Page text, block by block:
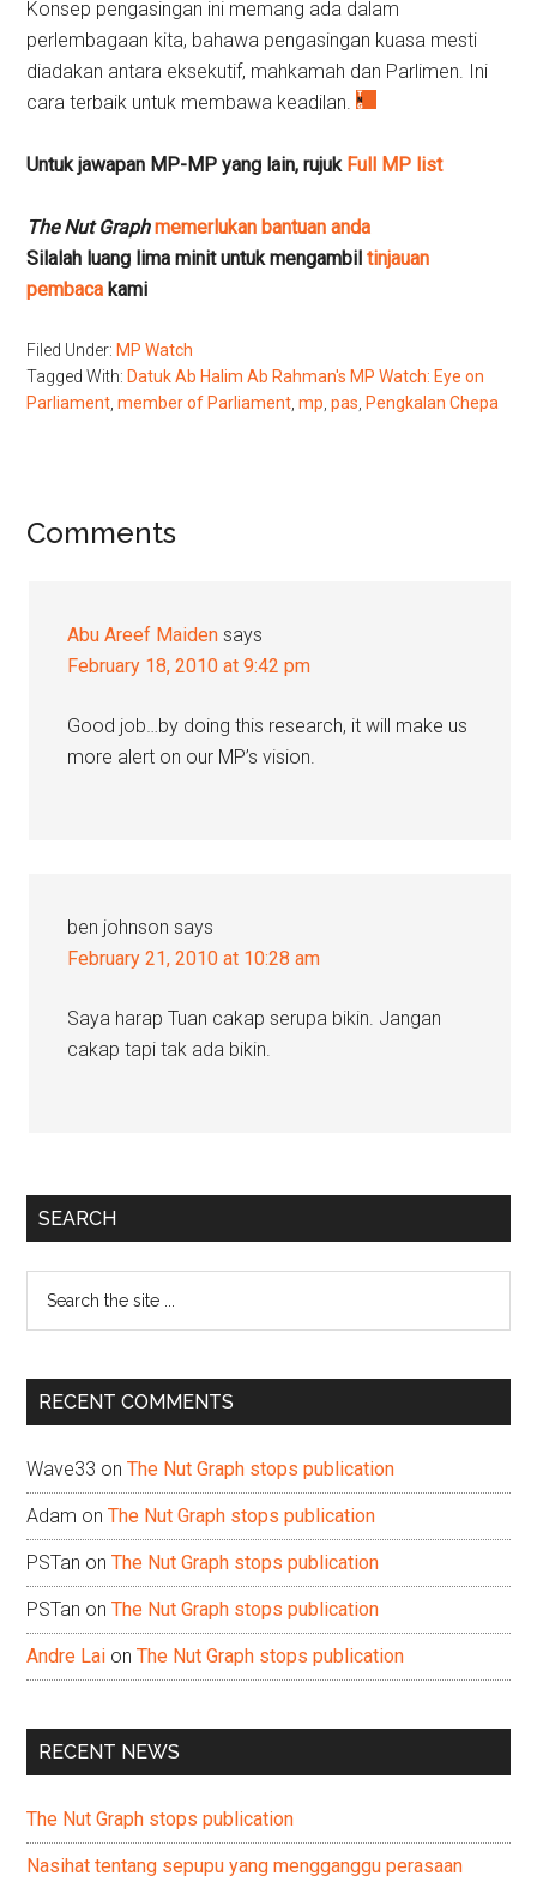
Konsep pengasingan ini memang ada dalam
perlembagaan kita, bahawa pengasingan kuasa mesti
diadakan antara eksekutif, mahkamah dan Parlimen. Ini
cara terbaik untuk membawa keadilan.
Untuk jawapan MP-MP yang lain, rujuk Full MP list
The Nut Graph memerlukan bantuan anda
Silalah luang lima minit untuk mengambiltinjauan
pembaca kami
Filed Under: MP Watch
Tagged With: Datuk Ab Halim Ab Rahman's MP Watch: Eye on
Parliament ,member of Parliament ,mp ,pas Pengkalan Chepa
Reader
Comments
Abu Areef Maiden says
February 18, 2010 at 9:42 pm
Good job…by doing this research, it will make us
more alert on our MP’s vision.
ben johnson says
February 21, 2010 at 10:28 am
Saya harap Tuan cakap serupa bikin. Jangan
cakap tapi tak ada bikin.
Primary
SEARCH
...
RECENT COMMENTS
Wave33 onThe Nut Graph stops publication
Adam onThe Nut Graph stops publication
PSTan onThe Nut Graph stops publication
PSTan onThe Nut Graph stops publication
Andre Lai onThe Nut Graph stops publication
RECENT NEWS
The Nut Graph stops publication
Nasihat tentang sepupu yang mengganggu perasaan